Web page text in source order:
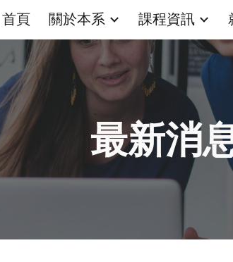
Skip to main content
首頁 關於本系 課程資訊
最新消